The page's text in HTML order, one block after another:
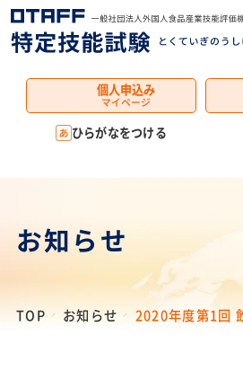
個人申込み
マイページ
ひらがなをつける
お知らせ
TOP お知らせ 2020年度第1回